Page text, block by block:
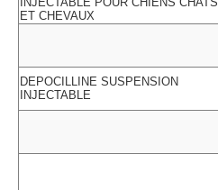
ET CHEVAUX
DEPOCILLINE SUSPENSION
INJECTABLE